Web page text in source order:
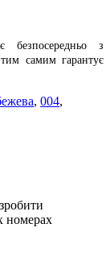
безпосередньо з
самим гарантує
, 004,
номерах